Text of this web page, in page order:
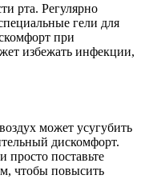
рта. Регулярно
гели для
при
избежать инфекции,
может усугубить
дискомфорт.
просто поставьте
чтобы повысить